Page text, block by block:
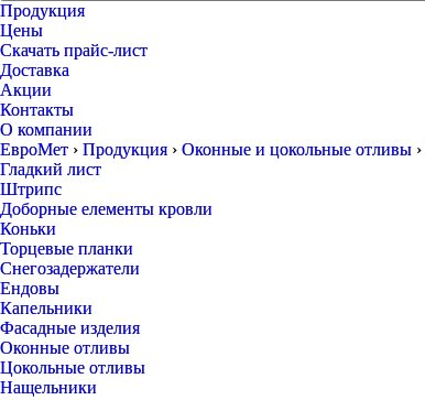
Продукция
Цены
Скачать прайс-лист
Доставка
Акции
Контакты
О компании
ЕвроМет › Продукция › Оконные и цокольные отливы ›
Гладкий лист
Штрипс
Доборные елементы кровли
Коньки
Торцевые планки
Снегозадержатели
Ендовы
Капельники
Фасадные изделия
Оконные отливы
Цокольные отливы
Нащельники